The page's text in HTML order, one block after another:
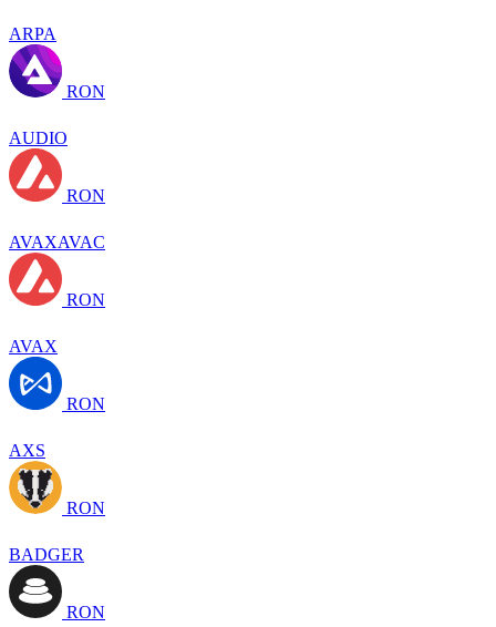
ARPA
RON
AUDIO
RON
AVAXAVAC
RON
AVAX
RON
AXS
RON
BADGER
RON